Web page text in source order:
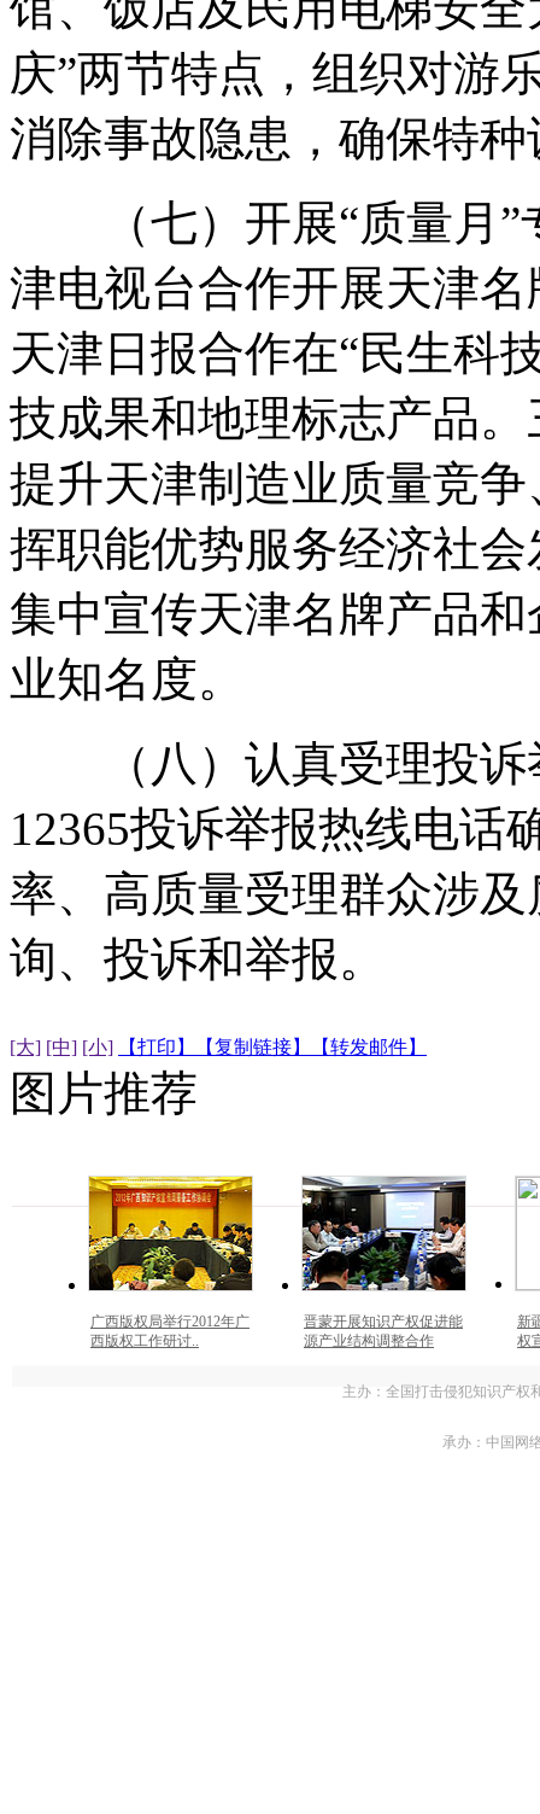
庆”两节特点，组织对游
消除事故隐患，确保特
（七）开展“质量月”
津电视台合作开展天津
天津日报合作在“民生科
技成果和地理标志产品
提升天津制造业质量竞
挥职能优势服务经济社
集中宣传天津名牌产品
业知名度。
（八）认真受理投诉
12365投诉举报热线电话
率、高质量受理群众涉
询、投诉和举报。
[大] [中] [小] 【打印】 【复制链接】 【转发邮件】
图片推荐
广西版权局举行2012年广
西版权工作研讨..
晋蒙开展知识产权促进能
源产业结构调整合作
新
权
主办：全国打击侵犯知识产权
承办：中国网